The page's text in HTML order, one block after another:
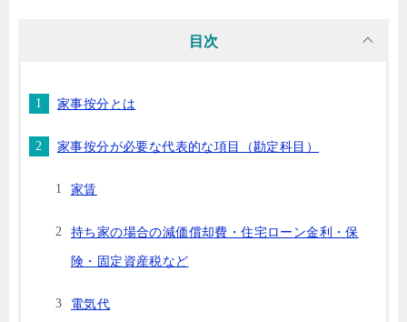
目次
家事按分とは
家事按分が必要な代表的な項目（勘定科目）
家賃
持ち家の場合の減価償却費・住宅ローン金利・保
険・固定資産税など
電気代